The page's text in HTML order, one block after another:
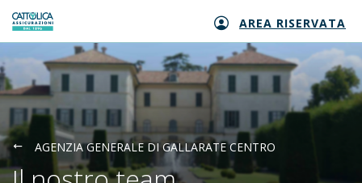
Generali logo AREA RISERVATA
AGENZIA GENERALE DI GALLARATE CENTRO